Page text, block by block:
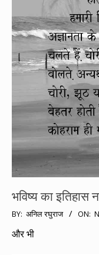
भविष्य का इतिहास
2015-
11-
BY: अनिल रघुराज ON:
और भी